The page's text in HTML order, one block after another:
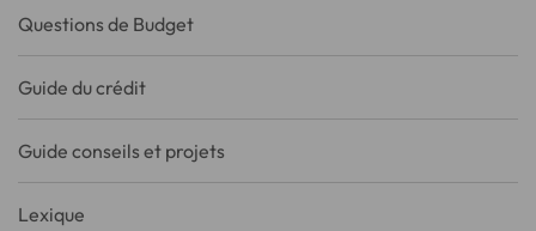
Questions de Budget
Guide du crédit
Guide conseils et projets
Lexique